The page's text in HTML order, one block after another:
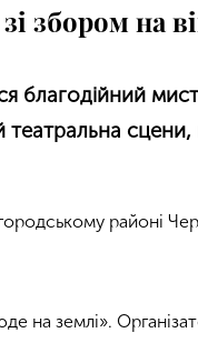
збором на
благодійний
районі
на землі».